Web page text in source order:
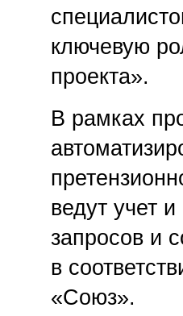
ключевую
проекта».
В рамках
ведут учет
запросов и
в
«Союз».